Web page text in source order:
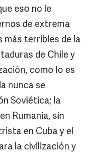
eso no le
de extrema
más terribles de la
de Chile y
como lo es
nunca se
Soviética; la
Rumania, sin
en Cuba y el
la civilización y